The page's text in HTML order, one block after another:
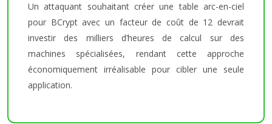
Un attaquant souhaitant créer une table arc-en-ciel
pour BCrypt avec un facteur de coût de 12 devrait
investir des milliers d’heures de calcul sur des
machines spécialisées, rendant cette approche
économiquement irréalisable pour cibler une seule
application.